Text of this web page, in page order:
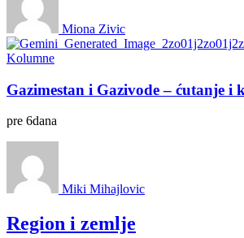
Miona Zivic
Kolumne
Gazimestan i Gazivode – ćutanje i
pre 6dana
Miki Mihajlovic
Region i zemlje